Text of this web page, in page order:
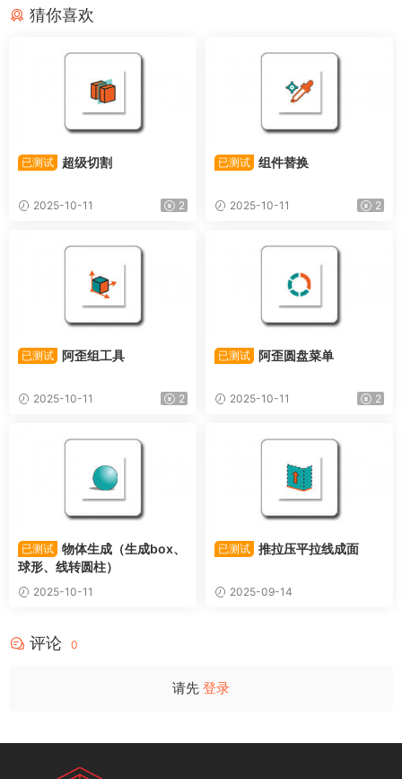
猜你喜欢
已测试 超级切割
2025-10-11 2
已测试 组件替换
2025-10-11 2
已测试 阿歪组工具
2025-10-11 2
已测试 阿歪圆盘菜单
2025-10-11 2
已测试 物体生成（生成box、
球形、线转圆柱）
2025-10-11
已测试 推拉压平拉线成面
2025-09-14
评论 0
请先 登录